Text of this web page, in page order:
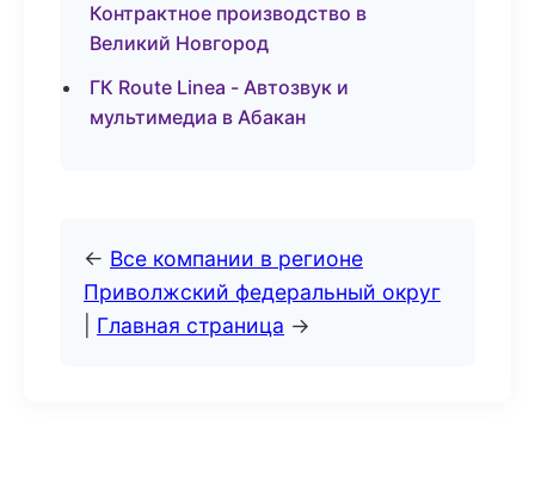
Контрактное производство в
Великий Новгород
ГК Route Linea - Автозвук и
мультимедиа в Абакан
← Все компании в регионе
Приволжский федеральный округ
Главная страница →